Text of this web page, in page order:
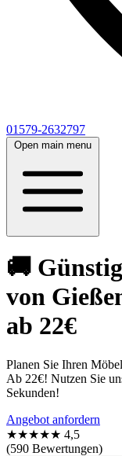
01579-2632797
Open main menu
🚚
von
ab 22€
Planen Sie Ihren
Ab 22€! Nutzen Sie
Sekunden!
Angebot anfordern
★★★★★ 4,5
(590 Bewertungen)